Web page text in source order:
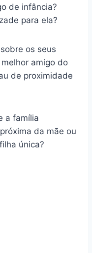
de infância?
para ela?
os seus
amigo do
de proximidade
a família
da mãe ou
única?